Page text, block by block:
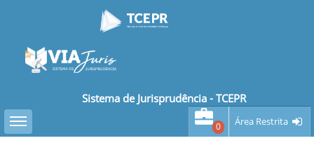
Sistema de Jurisprudência - TCEPR
Toggle sidebar
0 Área Restrita